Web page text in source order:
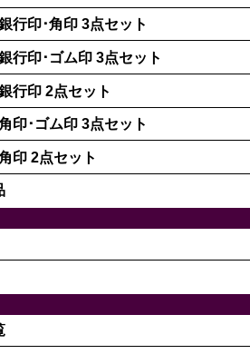
行印･角印 3点セット
行印･ゴム印 3点セット
行印 2点セット
印･ゴム印 3点セット
印 2点セット